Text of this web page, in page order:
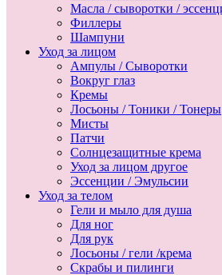
Масла / сыворотки /
Филлеры
Шампуни
Уход за лицом
Ампулы / Сыворотки
Вокруг глаз
Кремы
Лосьоны / Тоники / Тонеры
Мисты
Патчи
Солнцезащитные крема
Уход за лицом другое
Эссенции / Эмульсии
Уход за телом
Гели и мыло для душа
Для ног
Для рук
Лосьоны / гели /крема
Скрабы и пилинги